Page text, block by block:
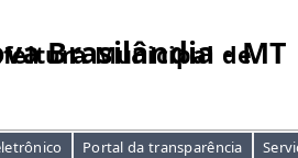
Municipal de
Brasilândia - MT
Portal da transparência